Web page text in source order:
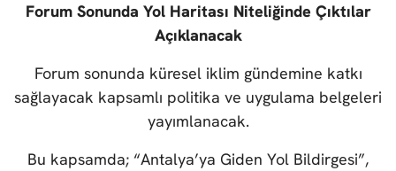
Forum Sonunda Yol Haritası Niteliğinde Çıktılar
Açıklanacak
Forum sonunda küresel iklim gündemine katkı
sağlayacak kapsamlı politika ve uygulama belgeleri
yayımlanacak.
Bu kapsamda; “Antalya’ya Giden Yol Bildirgesi”,